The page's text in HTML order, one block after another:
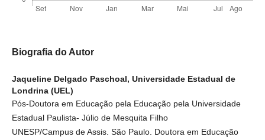
Biografia do Autor
Jaqueline Delgado Paschoal, Universidade Estadual de
Londrina (UEL)
Pós-Doutora em Educação pela Educação pela Universidade
Estadual Paulista- Júlio de Mesquita Filho
UNESP/Campus de Assis. São Paulo. Doutora em Educação